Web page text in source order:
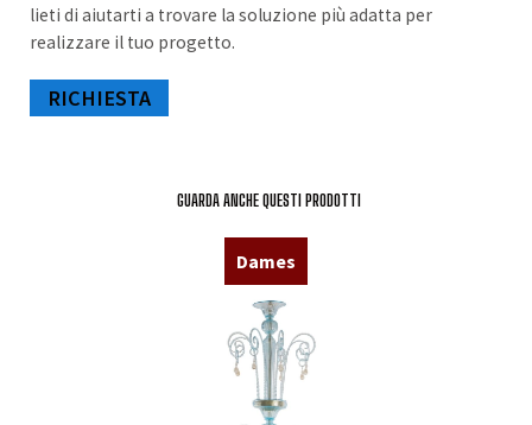
lieti di aiutarti a trovare la soluzione più adatta per
realizzare il tuo progetto.
RICHIESTA
GUARDA ANCHE QUESTI PRODOTTI
Dames